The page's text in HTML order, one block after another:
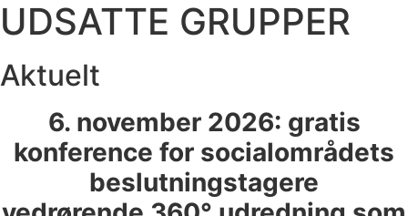
UDSATTE GRUPPER
Aktuelt
6. november 2026: gratis
konference for socialområdets
beslutningstagere